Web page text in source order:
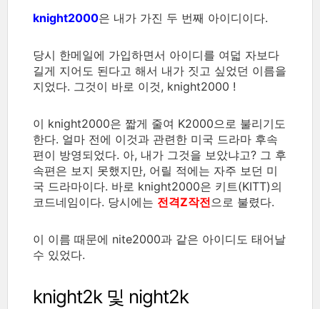
knight2000은 내가 가진 두 번째 아이디이다.
당시 한메일에 가입하면서 아이디를 여덟 자보다
길게 지어도 된다고 해서 내가 짓고 싶었던 이름을
지었다. 그것이 바로 이것, knight2000 !
이 knight2000은 짧게 줄여 K2000으로 불리기도
한다. 얼마 전에 이것과 관련한 미국 드라마 후속
편이 방영되었다. 아, 내가 그것을 보았냐고? 그 후
속편은 보지 못했지만, 어릴 적에는 자주 보던 미
국 드라마이다. 바로 knight2000은 키트(KITT)의
코드네임이다. 당시에는 전격Z작전으로 불렸다.
이 이름 때문에 nite2000과 같은 아이디도 태어날
수 있었다.
knight2k 및 night2k